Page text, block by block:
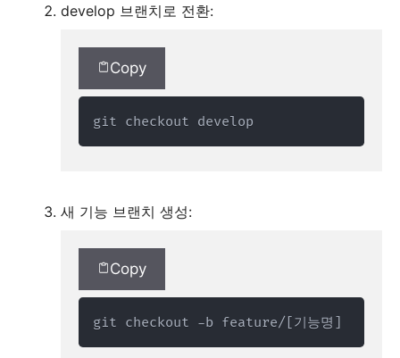
develop 브랜치로 전환:
Copy
git checkout develop
새 기능 브랜치 생성:
Copy
git checkout -b feature/[기능명]